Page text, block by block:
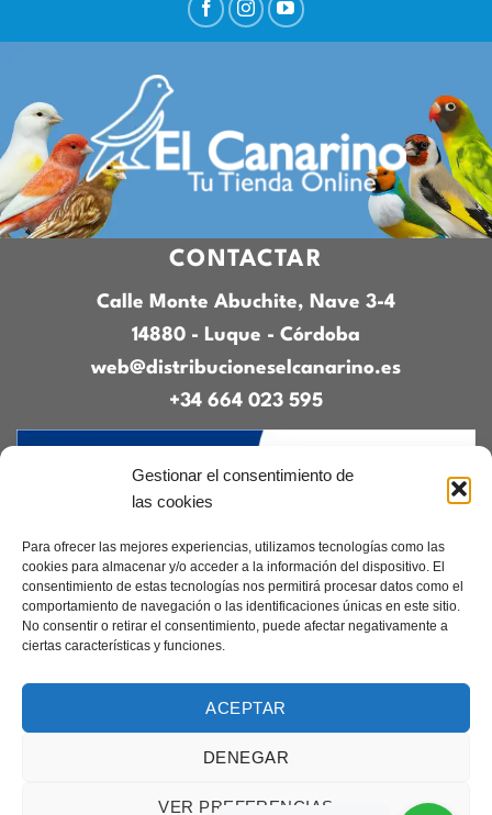
Gestionar el consentimiento de
las cookies
Para ofrecer las mejores experiencias, utilizamos tecnologías como las
cookies para almacenar y/o acceder a la información del dispositivo. El
consentimiento de estas tecnologías nos permitirá procesar datos como el
comportamiento de navegación o las identificaciones únicas en este sitio.
No consentir o retirar el consentimiento, puede afectar negativamente a
ciertas características y funciones.
ACEPTAR
DENEGAR
VER PREFERENCIAS
CONTACTAR
Calle Monte Abuchite, Nave 3-4
14880 - Luque - Córdoba
web@distribucioneselcanarino.es
+34 664 023 595
Contacto|Incidencias|Devoluciones|
Condiciones generales
Diseñado porCreacionesDigitales.es
Elcanarino.com pertenece al grupo Distribuciones el